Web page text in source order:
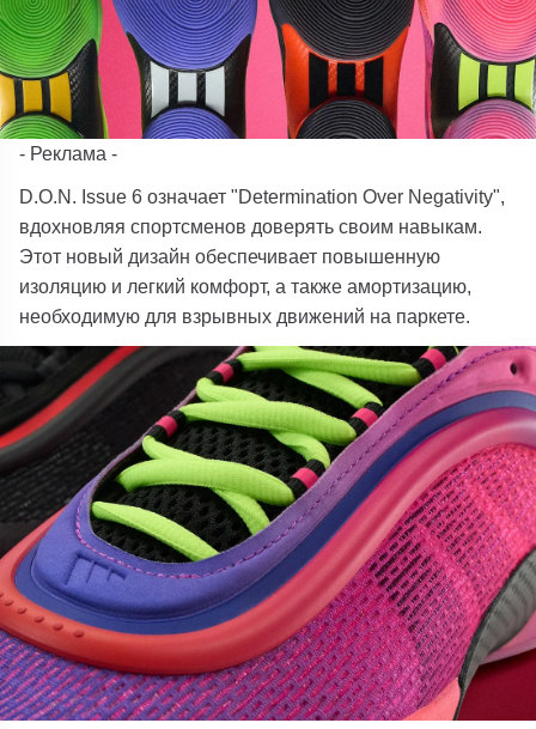
- Реклама -
D.O.N. Issue 6 означает "Determination Over Negativity",
вдохновляя спортсменов доверять своим навыкам.
Этот новый дизайн обеспечивает повышенную
изоляцию и легкий комфорт, а также амортизацию,
необходимую для взрывных движений на паркете.